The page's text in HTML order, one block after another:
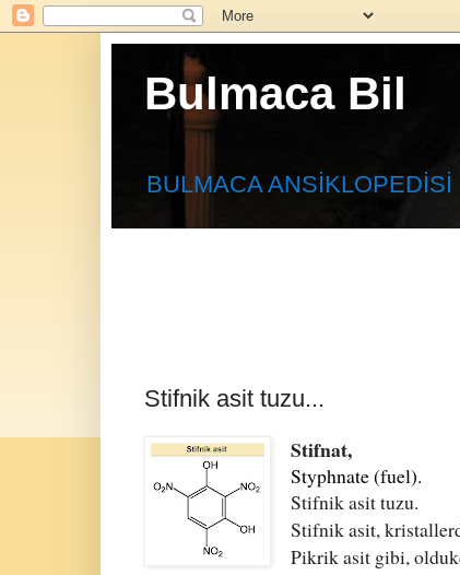
Bulmaca Bil
BULMACA ANSİKLOPEDİSİ
Stifnik asit tuzu...
Stifnat,
Styphnate (fuel).
Stifnik asit tuzu.
Stifnik asit,
Pikrik asit gibi,